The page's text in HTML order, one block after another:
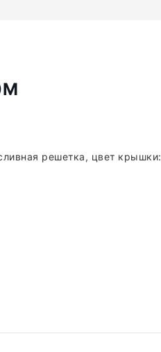
решетка, цвет крышки: